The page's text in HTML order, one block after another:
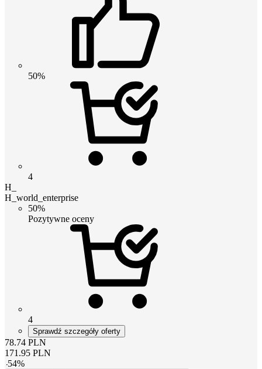
50%
4
H_
H_world_enterprise
50%
Pozytywne oceny
4
Sprawdź szczegóły oferty
78.74 PLN
171.95 PLN
-54%